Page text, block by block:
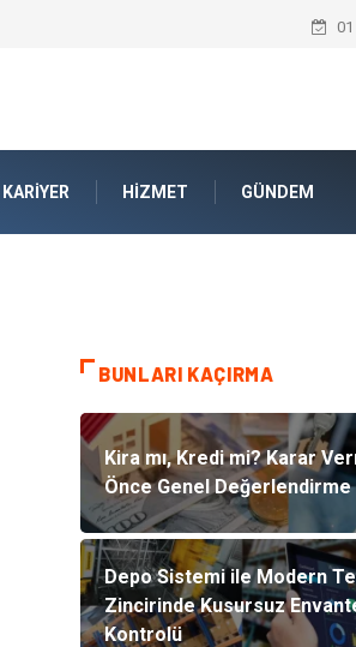
HIZMET GÜNDEM
BUNLARI KAÇIRMA
Kira mı, Kredi mi? Karar
Önce Genel Değerlendirme
Depo Sistemi ile Modern
Zincirinde Kusursuz
Kontrolü